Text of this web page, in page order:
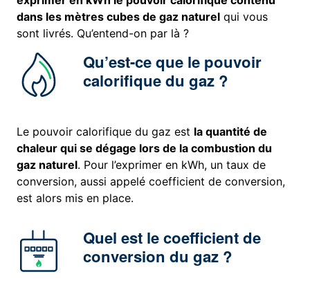
dans les mètres cubes de gaz naturel qui vous
sont livrés. Qu’entend-on par là ?
Qu’est-ce que le pouvoir
calorifique du gaz ?
Le pouvoir calorifique du gaz est la quantité de
chaleur qui se dégage lors de la combustion du
gaz naturel. Pour l’exprimer en kWh, un taux de
conversion, aussi appelé coefficient de conversion,
est alors mis en place.
Quel est le coefficient de
conversion du gaz ?